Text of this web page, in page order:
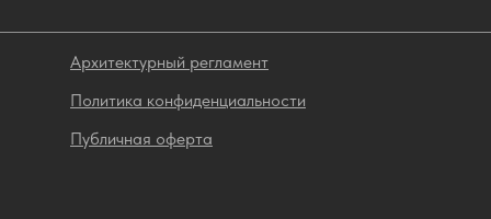
Архитектурный регламент
Публичная оферта
Политика конфиденциальности